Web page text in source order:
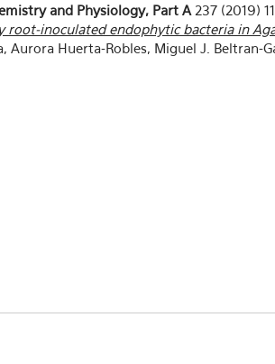
and Physiology, Part A 237 (2019)
inoculated endophytic bacteria in
Aurora Huerta-Robles, Miguel J. Beltran-